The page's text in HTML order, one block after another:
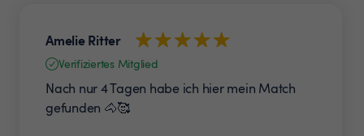
Amelie Ritter
Verifiziertes Mitglied
Nach nur 4 Tagen habe ich hier mein Match
gefunden 🐴🥰